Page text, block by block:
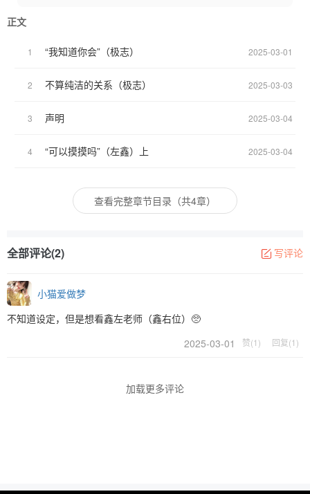
正文
1 “我知道你会”（极志） 2025-03-01
2 不算纯洁的关系（极志） 2025-03-03
3 声明 2025-03-04
4 “可以摸摸吗”（左鑫）上 2025-03-04
查看完整章节目录（共4章）
全部评论(2) 写评论
小猫爱做梦
不知道设定，但是想看鑫左老师（鑫右位）🥺
2025-03-01
赞(1) 回复(1)
加载更多评论